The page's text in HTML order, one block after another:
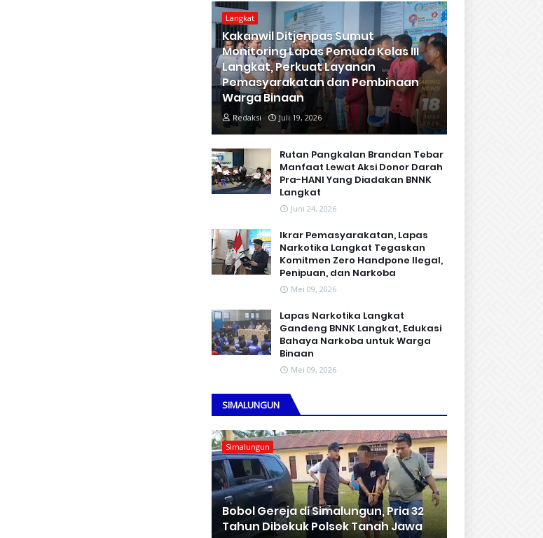
Langkat
Kakanwil Ditjenpas Sumut
Monitoring Lapas Pemuda Kelas III
Langkat, Perkuat Layanan
Pemasyarakatan dan Pembinaan
Warga Binaan
Redaksi Juli 19, 2026
Rutan Pangkalan Brandan Tebar
Manfaat Lewat Aksi Donor Darah
Pra-HANI Yang Diadakan BNNK
Langkat
Juni 24, 2026
Ikrar Pemasyarakatan, Lapas
Narkotika Langkat Tegaskan
Komitmen Zero Handpone llegal,
Penipuan, dan Narkoba
Mei 09, 2026
Lapas Narkotika Langkat
Gandeng BNNK Langkat, Edukasi
Bahaya Narkoba untuk Warga
Binaan
Mei 09, 2026
SIMALUNGUN
Simalungun
Bobol Gereja di Simalungun, Pria 32
Tahun Dibekuk Polsek Tanah Jawa